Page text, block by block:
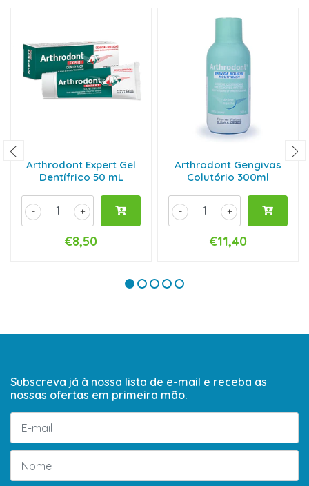
Arthrodont Expert Gel
Dentífrico 50 mL
+
-
€8,50
Arthrodont Gengivas
Colutório 300ml
+
-
€11,40
Subscreva já à nossa lista de e-mail e receba as
nossas ofertas em primeira mão.